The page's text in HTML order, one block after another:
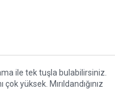
ile tek tuşla bulabilirsiniz.
yüksek. Mırıldandığınız